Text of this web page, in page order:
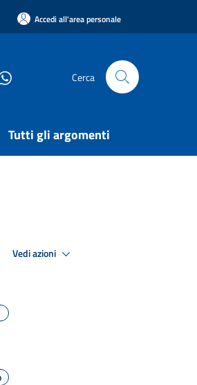
Accedi all'area personale
Cerca
Tutti gli argomenti
Vedi azioni